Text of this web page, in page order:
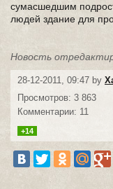
сумасшедшим
людей здание для
Новость
28-12-2011, 09:47 by
Просмотров: 3 863
Комментарии: 11
+14